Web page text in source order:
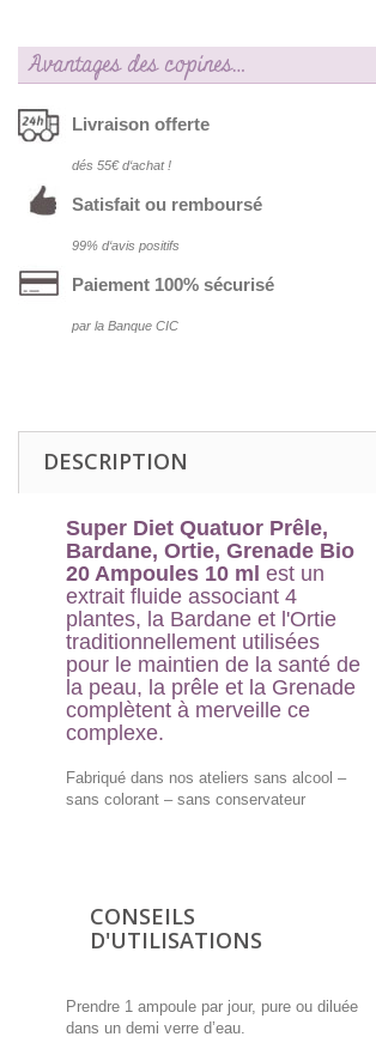
Avantages des copines…
Livraison offerte
dés 55€ d‘achat !
Satisfait ou remboursé
99% d‘avis positifs
Paiement 100% sécurisé
par la Banque CIC
DESCRIPTION
Super Diet Quatuor Prêle,
Bardane, Ortie, Grenade Bio
20 Ampoules 10 ml est un
extrait fluide associant 4
plantes, la Bardane et l'Ortie
traditionnellement utilisées
pour le maintien de la santé de
la peau, la prêle et la Grenade
complètent à merveille ce
complexe.
Fabriqué dans nos ateliers sans alcool –
sans colorant – sans conservateur
CONSEILS
D'UTILISATIONS
Prendre 1 ampoule par jour, pure ou diluée
dans un demi verre d’eau.